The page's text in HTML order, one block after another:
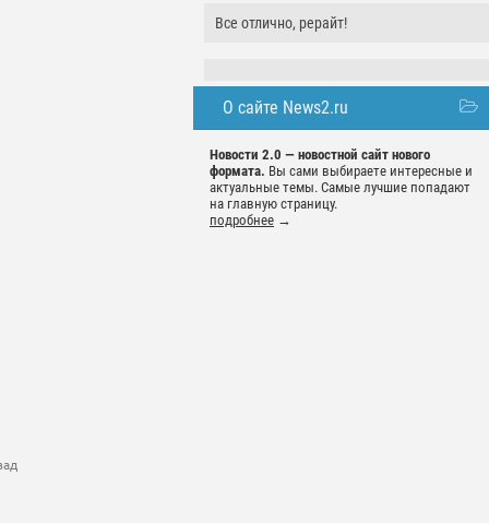
Все отлично, рерайт!
О сайте News2.ru
Новости 2.0 — новостной сайт нового
формата. Вы сами выбираете интересные и
актуальные темы. Самые лучшие попадают
на главную страницу.
подробнее →